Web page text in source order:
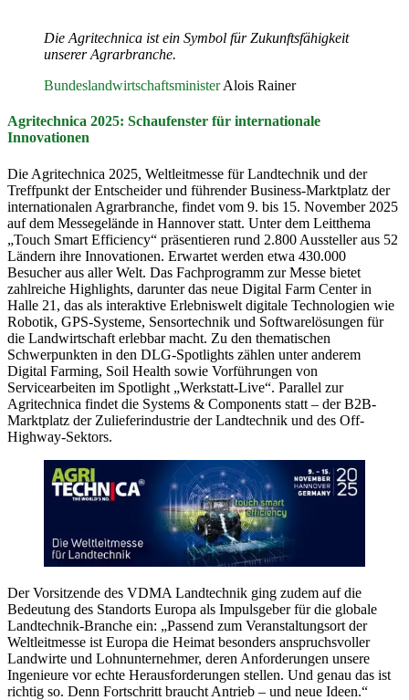
Die Agritechnica ist ein Symbol für Zukunftsfähigkeit
unserer Agrarbranche.
BundeslandwirtschaftsministerAlois Rainer
Agritechnica 2025: Schaufenster für internationale
Innovationen
Die Agritechnica 2025, Weltleitmesse für Landtechnik und der
Treffpunkt der Entscheider und führender Business-Marktplatz der
internationalen Agrarbranche, findet vom 9. bis 15. November 2025
auf dem Messegelände in Hannover statt. Unter dem Leitthema
„Touch Smart Efficiency“ präsentieren rund 2.800 Aussteller aus 52
Ländern ihre Innovationen. Erwartet werden etwa 430.000
Besucher aus aller Welt. Das Fachprogramm zur Messe bietet
zahlreiche Highlights, darunter das neue Digital Farm Center in
Halle 21, das als interaktive Erlebniswelt digitale Technologien wie
Robotik, GPS-Systeme, Sensortechnik und Softwarelösungen für
die Landwirtschaft erlebbar macht. Zu den thematischen
Schwerpunkten in den DLG-Spotlights zählen unter anderem
Digital Farming, Soil Health sowie Vorführungen von
Servicearbeiten im Spotlight „Werkstatt-Live“. Parallel zur
Agritechnica findet die Systems & Components statt – der B2B-
Marktplatz der Zulieferindustrie der Landtechnik und des Off-
Highway-Sektors.
Der Vorsitzende des VDMA Landtechnik ging zudem auf die
Bedeutung des Standorts Europa als Impulsgeber für die globale
Landtechnik-Branche ein: „Passend zum Veranstaltungsort der
Weltleitmesse ist Europa die Heimat besonders anspruchsvoller
Landwirte und Lohnunternehmer, deren Anforderungen unsere
Ingenieure vor echte Herausforderungen stellen. Und genau das ist
richtig so. Denn Fortschritt braucht Antrieb – und neue Ideen.“